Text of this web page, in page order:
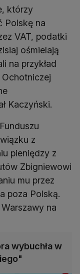
którzy
Polskę na
VAT, podatki
ośmielają
na przykład
Kaczyński.
z
pieniędzy z
Zbigniewowi
mu przez
poza Polską.
na
wybuchła w